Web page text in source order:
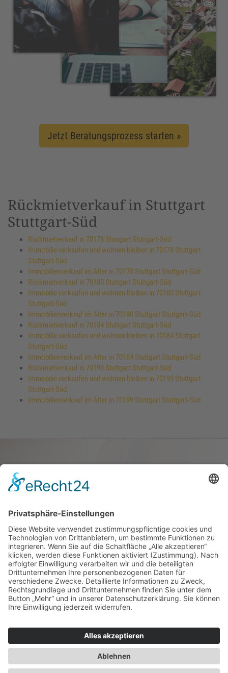
Jetzt Beratungsprozess starten »
Rückmietverkauf in Stuttgart
Stuttgart-Süd
Rückmietverkauf in 70178 Stuttgart Stuttgart-Süd
Immobilie verkaufen und wohnen bleiben in 70178 Stuttgart
Stuttgart-Süd
Immobilienverkauf im Alter in 70178 Stuttgart Stuttgart-Süd
Rückmietverkauf in 70180 Stuttgart Stuttgart-Süd
Immobilie verkaufen und wohnen bleiben in 70180 Stuttgart
Stuttgart-Süd
Immobilienverkauf im Alter in 70180 Stuttgart Stuttgart-Süd
Rückmietverkauf in 70184 Stuttgart Stuttgart-Süd
Immobilie verkaufen und wohnen bleiben in 70184 Stuttgart
Stuttgart-Süd
Immobilienverkauf im Alter in 70184 Stuttgart Stuttgart-Süd
Rückmietverkauf in 70199 Stuttgart Stuttgart-Süd
Immobilie verkaufen und wohnen bleiben in 70199 Stuttgart
Stuttgart-Süd
Immobilienverkauf im Alter in 70199 Stuttgart Stuttgart-Süd
verkaufen und darin
wohnen bleiben
Verkaufen Sie Ihr Haus oder Ihre
Eigen­tums­woh­nung und bleiben Sie
darin wohnen.
Jetzt Ermittlung starten »
Regional